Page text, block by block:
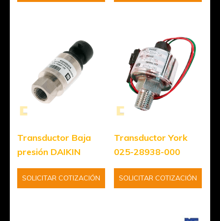
Transductor Baja
presión DAIKIN
SOLICITAR COTIZACIÓN
Transductor York
025-28938-000
SOLICITAR COTIZACIÓN